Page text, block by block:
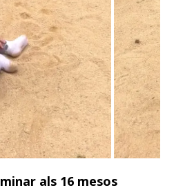
als 16 mesos